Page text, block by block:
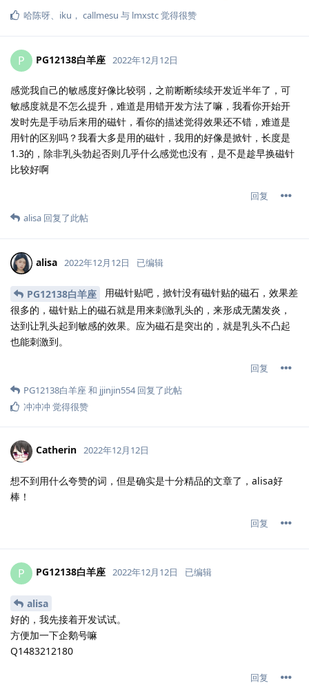
哈陈呀、 iku ， callmesu 与 lmxstc觉得很赞
P PG12138白羊座 2022年12月12日
感觉我自己的敏感度好像比较弱，之前断断续续开发近半年了，可
敏感度就是不怎么提升，难道是用错开发方法了嘛，我看你开始开
发时先是手动后来用的磁针，看你的描述觉得效果还不错，难道是
用针的区别吗？我看大多是用的磁针，我用的好像是掀针，长度是
1.3的，除非乳头勃起否则几乎什么感觉也没有，是不是趁早换磁针
比较好啊
回复
alisa 回复了此帖
alisa 2022年12月12日 已编辑
PG12138白羊座
用磁针贴吧，掀针没有磁针贴的磁石，效果差
很多的，磁针贴上的磁石就是用来刺激乳头的，来形成无菌发炎，
达到让乳头起到敏感的效果。应为磁石是突出的，就是乳头不凸起
也能刺激到。
回复
PG12138白羊座 和 jjinjin554回复了此帖
冲冲冲 觉得很赞
Catherin 2022年12月12日
想不到用什么夸赞的词，但是确实是十分精品的文章了，alisa好
棒！
回复
P PG12138白羊座 2022年12月12日 已编辑
alisa
好的，我先接着开发试试。
方便加一下企鹅号嘛
Q1483212180
回复